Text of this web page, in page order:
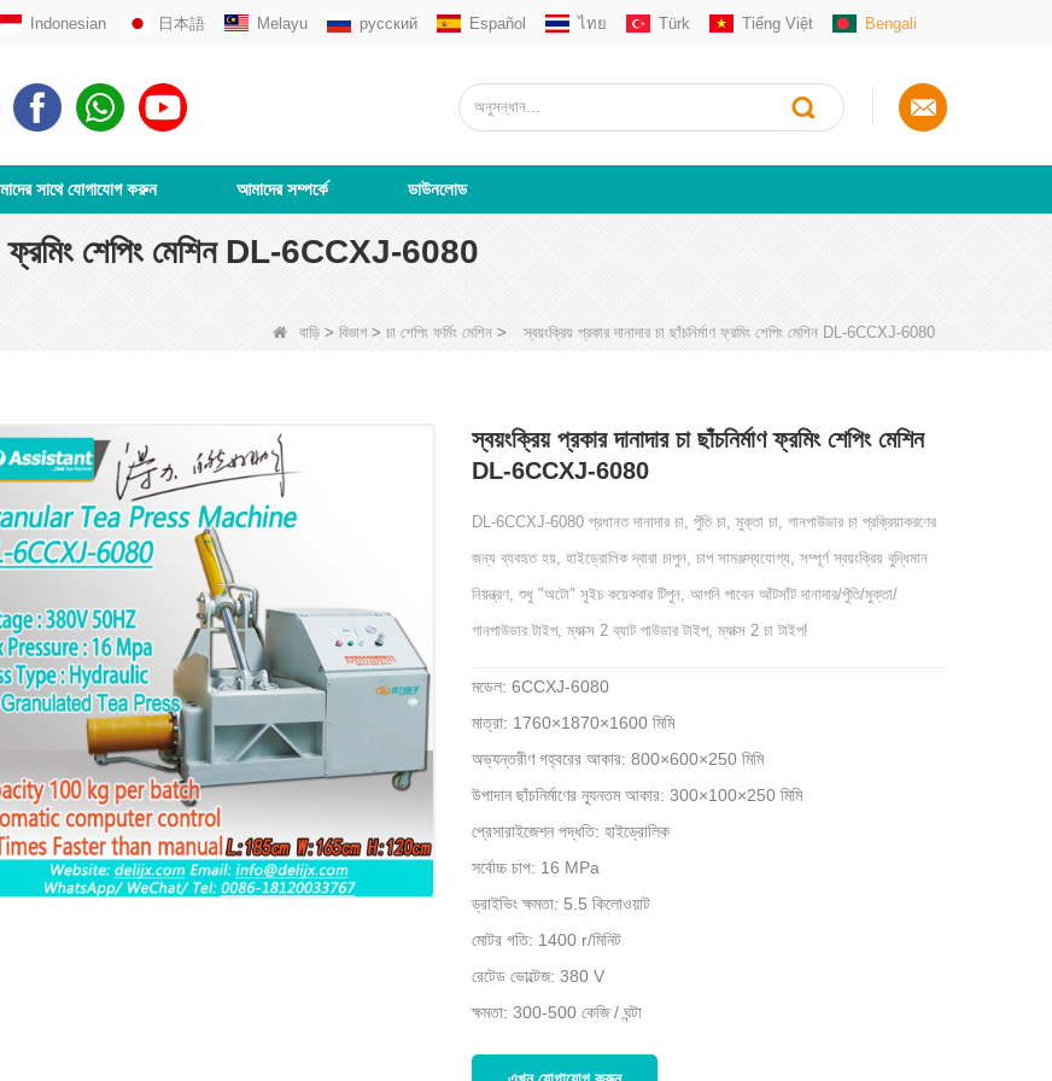
Indonesian 日本語 Melayu русский Español ไทย Türk Tiếng Việt Bengali
সাথে যোগাযোগ করুন আমাদের সম্পর্কে ডাউনলোড
ফ্রমিং শেপিং মেশিন DL-6CCXJ-6080
বাড়ি > বিভাগ > চা শেপিং ফর্মিং মেশিন > স্বয়ংক্রিয় প্রকার দানাদার চা ছাঁচনির্মাণ ফ্রমিং শেপিং মেশিন DL-6CCXJ-6080
স্বয়ংক্রিয় প্রকার দানাদার চা ছাঁচনির্মাণ ফ্রমিং শেপিং মেশিন
DL-6CCXJ-6080
DL-6CCXJ-6080 প্রধানত দানাদার চা, পুঁতি চা, মুক্তা চা, গানপাউডার চা প্রক্রিয়াকরণের
জন্য ব্যবহৃত হয়, হাইড্রোলিক দ্বারা চাপুন, চাপ সামঞ্জস্যযোগ্য, সম্পূর্ণ স্বয়ংক্রিয় বুদ্ধিমান
নিয়ন্ত্রণ, শুধু "অটো" সুইচ কয়েকবার টিপুন, আপনি পাবেন আঁটসাঁট দানাদার/পুঁতি/মুক্তা/
গানপাউডার টাইপ, ম্যাক্স 2 ব্যাট পাউডার টাইপ, ম্যাক্স 2 চা টাইপ!
মডেল: 6CCXJ-6080
মাত্রা: 1760×1870×1600 মিমি
অভ্যন্তরীণ গহ্বরের আকার: 800×600×250 মিমি
উপাদান ছাঁচনির্মাণের ন্যূনতম আকার: 300×100×250 মিমি
প্রেসারাইজেশন পদ্ধতি: হাইড্রোলিক
সর্বোচ্চ চাপ: 16 MPa
ড্রাইভিং ক্ষমতা: 5.5 কিলোওয়াট
মোটর গতি: 1400 r/মিনিট
রেটেড ভোল্টেজ: 380 V
ক্ষমতা: 300-500 কেজি / ঘন্টা